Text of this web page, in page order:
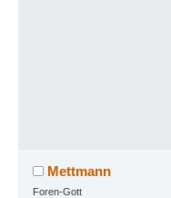
Mettmann
Foren-Gott